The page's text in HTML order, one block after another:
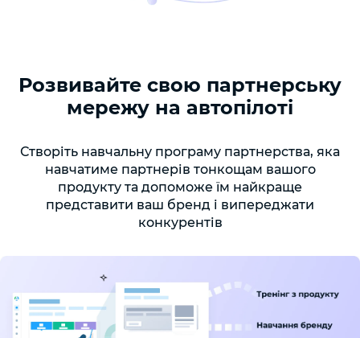
Розвивайте свою партнерську
мережу на автопілоті
Створіть навчальну програму партнерства, яка
навчатиме партнерів тонкощам вашого
продукту та допоможе їм найкраще
представити ваш бренд і випереджати
конкурентів